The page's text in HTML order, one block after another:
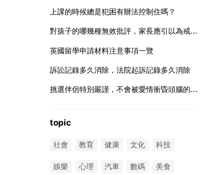
上課的時候總是犯困有辦法控制住嗎？
對孩子的哪幾種無效批評，家長應引以為戒呢？
英國留學申請材料注意事項一覽
訴訟記錄多久消除，法院起訴記錄多久消除
挑選伴侶特別嚴謹，不會被愛情衝昏頭腦的星座，你知道嗎？
topic
社會 教育 健康 文化 科技
娛樂 心理 汽車 數碼 美食